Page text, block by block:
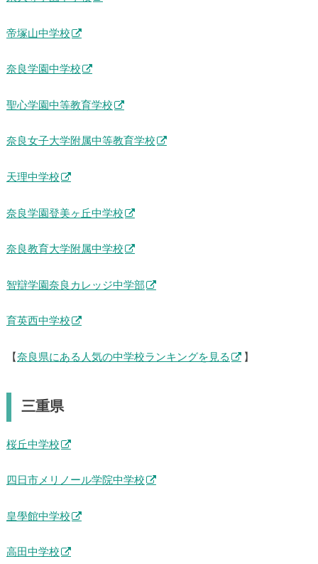
帝塚山中学校
奈良学園中学校
聖心学園中等教育学校
奈良女子大学附属中等教育学校
天理中学校
奈良学園登美ヶ丘中学校
奈良教育大学附属中学校
智辯学園奈良カレッジ中学部
育英西中学校
【 奈良県にある人気の中学校ランキングを見る 】
三重県
桜丘中学校
四日市メリノール学院中学校
皇學館中学校
高田中学校